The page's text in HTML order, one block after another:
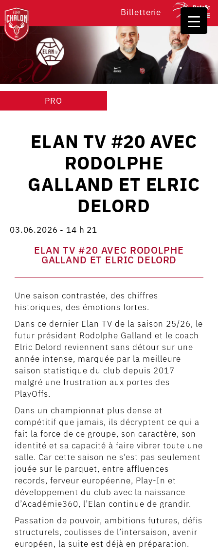
Billetterie
PRO
ELAN TV #20 AVEC
RODOLPHE
GALLAND ET ELRIC
DELORD
03.06.2026 - 14 h 21
ELAN TV #20 AVEC RODOLPHE
GALLAND ET ELRIC DELORD
Une saison contrastée, des chiffres
historiques, des émotions fortes.
Dans ce dernier Elan TV de la saison 25/26, le
futur président Rodolphe Galland et le coach
Elric Delord reviennent sans détour sur une
année intense, marquée par la meilleure
saison statistique du club depuis 2017
malgré une frustration aux portes des
PlayOffs.
Dans un championnat plus dense et
compétitif que jamais, ils décryptent ce qui a
fait la force de ce groupe, son caractère, son
identité et sa capacité à faire vibrer toute une
salle. Car cette saison ne s’est pas seulement
jouée sur le parquet, entre affluences
records, ferveur européenne, Play-In et
développement du club avec la naissance
d’Académie360, l’Elan continue de grandir.
Passation de pouvoir, ambitions futures, défis
structurels, coulisses de l’intersaison, avenir
européen, la suite est déjà en préparation.